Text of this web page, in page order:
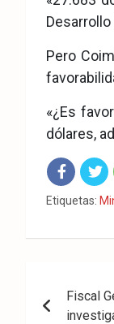
Desarrollo
Pero
«¿Es
dólares,
Fac Twit
Etiquetas:
de
Fiscal